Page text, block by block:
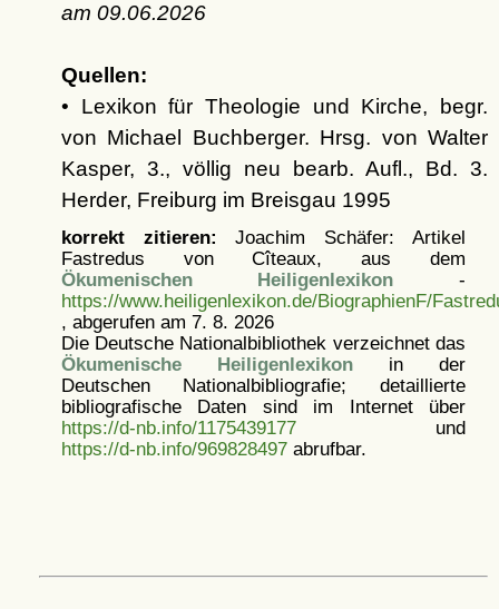
am 09.06.2026
Quellen:
• Lexikon für Theologie und Kirche, begr.
von Michael Buchberger. Hrsg. von Walter
Kasper, 3., völlig neu bearb. Aufl., Bd. 3.
Herder, Freiburg im Breisgau 1995
korrekt zitieren: Joachim Schäfer: Artikel
Fastredus von Cîteaux, aus dem
Ökumenischen Heiligenlexikon -
https://www.heiligenlexikon.de/BiographienF/
, abgerufen am 7. 8. 2026
Die Deutsche Nationalbibliothek verzeichnet das
Ökumenische Heiligenlexikonin der
Deutschen Nationalbibliografie; detaillierte
bibliografische Daten sind im Internet über
https://d-nb.info/1175439177und
https://d-nb.info/969828497abrufbar.